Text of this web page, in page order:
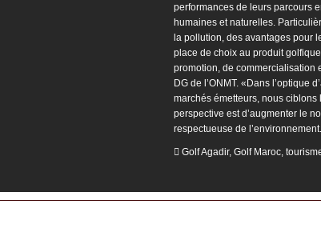
performances de leurs parcours
humaines et naturelles.
la pollution, des avantages pour
place de choix au produit
promotion, de commercialisation
DG de l’ONMT. «Dans l’optique
marchés émetteurs, nous
perspective est d’augmenter le
respectueuse de l’environnement.
Golf Agadir, Golf Maroc,